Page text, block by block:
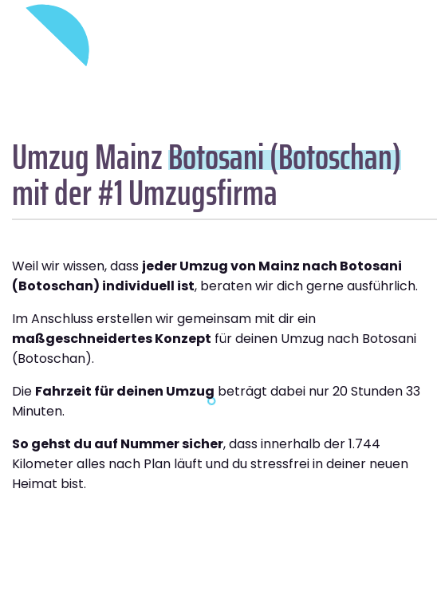
Umzug MainzBotosani (Botoschan)
mit der #1 Umzugsfirma
Weil wir wissen, dass jeder Umzug von Mainz nach Botosani
(Botoschan) individuell ist, beraten wir dich gerne ausführlich.
Im Anschluss erstellen wir gemeinsam mit dir ein
maßgeschneidertes Konzept für deinen Umzug nach Botosani
(Botoschan).
Die Fahrzeit für deinen Umzug beträgt dabei nur 20 Stunden 33
Minuten.
So gehst du auf Nummer sicher, dass innerhalb der 1.744
Kilometer alles nach Plan läuft und du stressfrei in deiner neuen
Heimat bist.